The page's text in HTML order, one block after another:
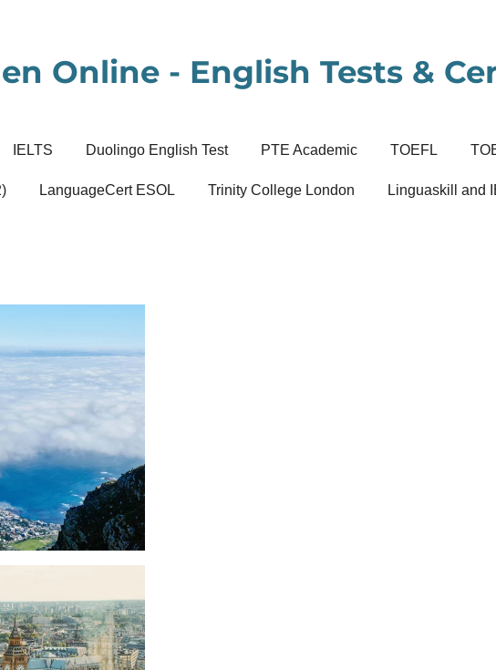
Online - English Tests &
IELTS Duolingo English Test PTE Academic TOEFL
LanguageCert ESOL Trinity College London Linguaskill and